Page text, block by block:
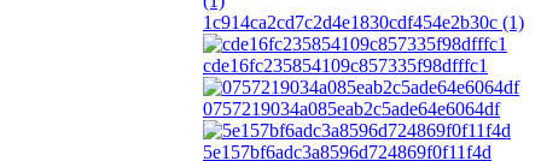
1c914ca2cd7c2d4e1830cdf454e2b30c (1)
cde16fc235854109c857335f98dfffc1
0757219034a085eab2c5ade64e6064df
5e157bf6adc3a8596d724869f0f11f4d